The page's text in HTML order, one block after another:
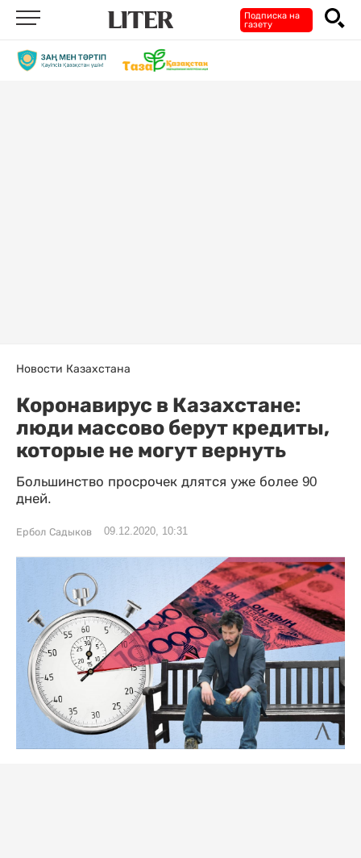
Подписка на
газету
Новости Казахстана
Коронавирус в Казахстане:
люди массово берут кредиты,
которые не могут вернуть
Большинство просрочек длятся уже более 90
дней.
Ербол Садыков 09.12.2020, 10:31